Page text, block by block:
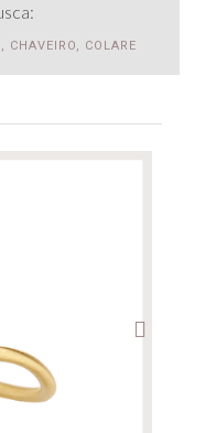
CHAVEIRO, COLARE